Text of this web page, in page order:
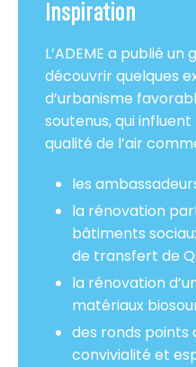
Inspiration
L’ADEME a publié
découvrir quelques
d’urbanisme
soutenus, qui
qualité de l’air
les
la rénovation
bâtiments
de transfert de
la rénovation
matériaux
des ronds points
convivialité et